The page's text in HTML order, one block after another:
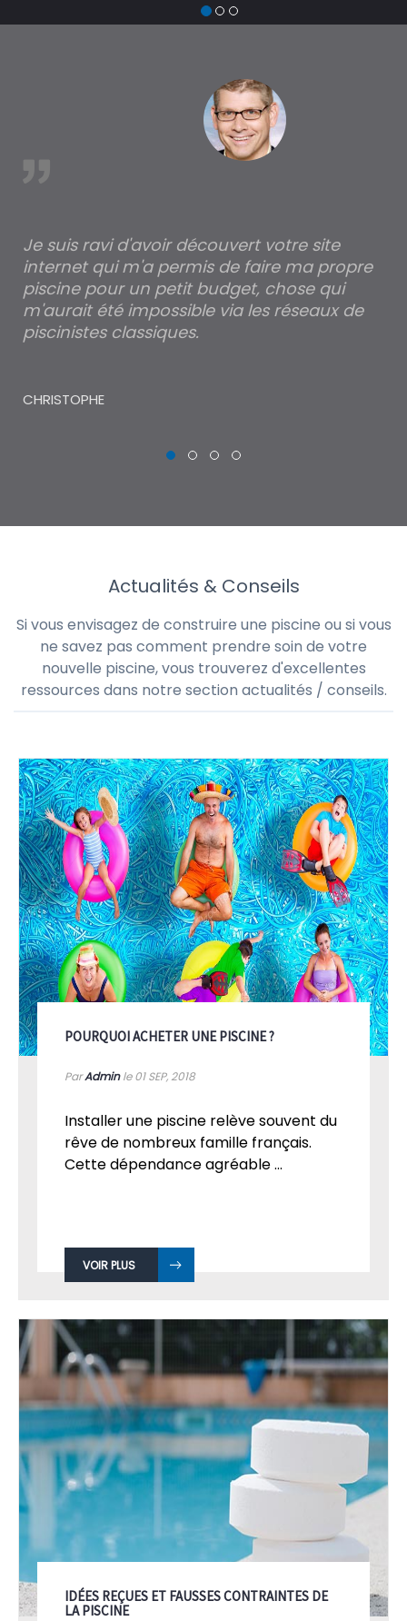
Je suis ravi d'avoir découvert votre site
internet qui m'a permis de faire ma propre
piscine pour un petit budget, chose qui
m'aurait été impossible via les réseaux de
piscinistes classiques.
CHRISTOPHE
Actualités & Conseils
Si vous envisagez de construire une piscine ou si vous
ne savez pas comment prendre soin de votre
nouvelle piscine, vous trouverez d'excellentes
ressources dans notre section actualités / conseils.
POURQUOI ACHETER UNE PISCINE ?
ParAdminle 01SEP, 2018
Installer une piscine relève souvent du
rêve de nombreux famille français.
Cette dépendance agréable ...
VOIR PLUS
IDÉES REÇUES ET FAUSSES CONTRAINTES DE
LA PISCINE